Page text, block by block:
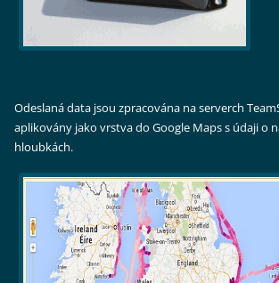
Odeslaná data jsou zpracována na serverch
aplikovány jako vrstva do Google Maps s údaji o
hloubkách.